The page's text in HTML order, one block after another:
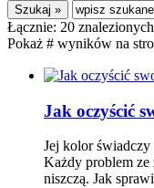
Łącznie: 20
Pokaż # wyników na
Jak oczyścić
Jej kolor świadczy
Każdy problem
niszczą. Jak